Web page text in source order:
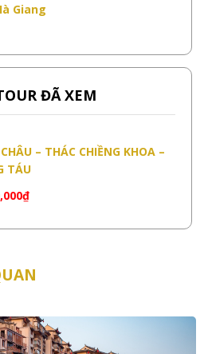
Giang
ĐÃ XEM
– THÁC CHIỀNG KHOA –
TÁU
₫